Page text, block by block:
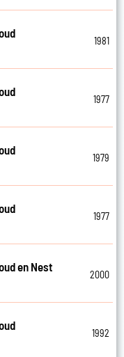
1981
1977
1979
1977
en Nest
2000
1992